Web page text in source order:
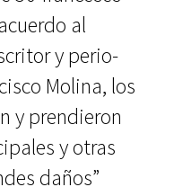
al
y perio­
Molina, los
y pren­dieron
y otras
daños”